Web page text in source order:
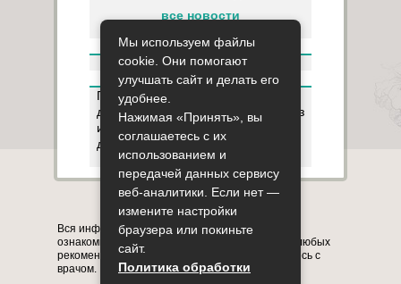
все новости
Пользуясь данным ресурсом вы
даёте разрешение на сбор, анализ
и хранение своих персональных
данных согласно Правилам
Карта сайта О сайте Контакты
Вся информация на сайте представлена в
ознакомительных целях. Перед применением любых
рекомендаций обязательно проконсультируйтесь с
врачом.
Мы используем файлы
cookie. Они помогают
улучшать сайт и делать его
удобнее.
Нажимая «Принять», вы
соглашаетесь с их
использованием и
передачей данных сервису
веб-аналитики. Если нет —
измените настройки
браузера или покиньте
сайт.
Политика обработки